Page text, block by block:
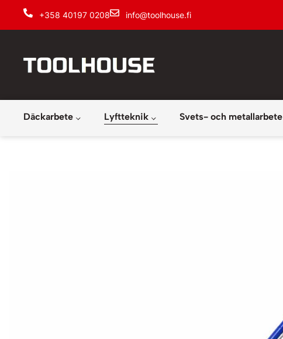
+358 40197 0208 info@toolhouse.fi
Däckarbete Lyftteknik Svets- och metallarbete